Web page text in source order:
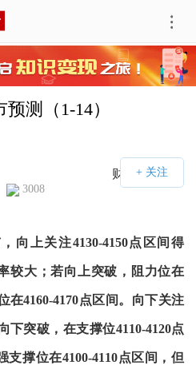
测（1-14）
财经号APP
3008
向上关注4130-4150点区间得
较大；若向上突破，阻力位在
在4160-4170点区间。向下关注
下突破，在支撑位4110-4120点
支撑位在4100-4110点区间，但